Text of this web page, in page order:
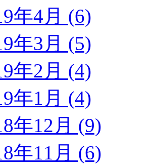
年4月 (6)
年3月 (5)
年2月 (4)
年1月 (4)
年12月 (9)
年11月 (6)